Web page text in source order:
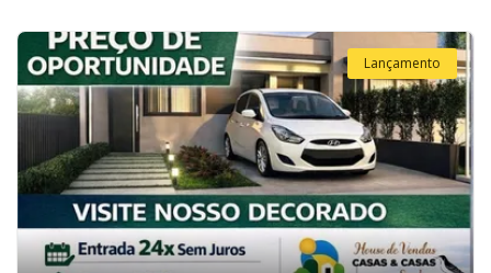
Lançamento